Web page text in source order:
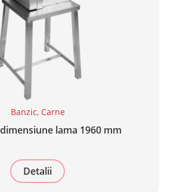
Banzic, Carne
lama 1960 mm
Detalii